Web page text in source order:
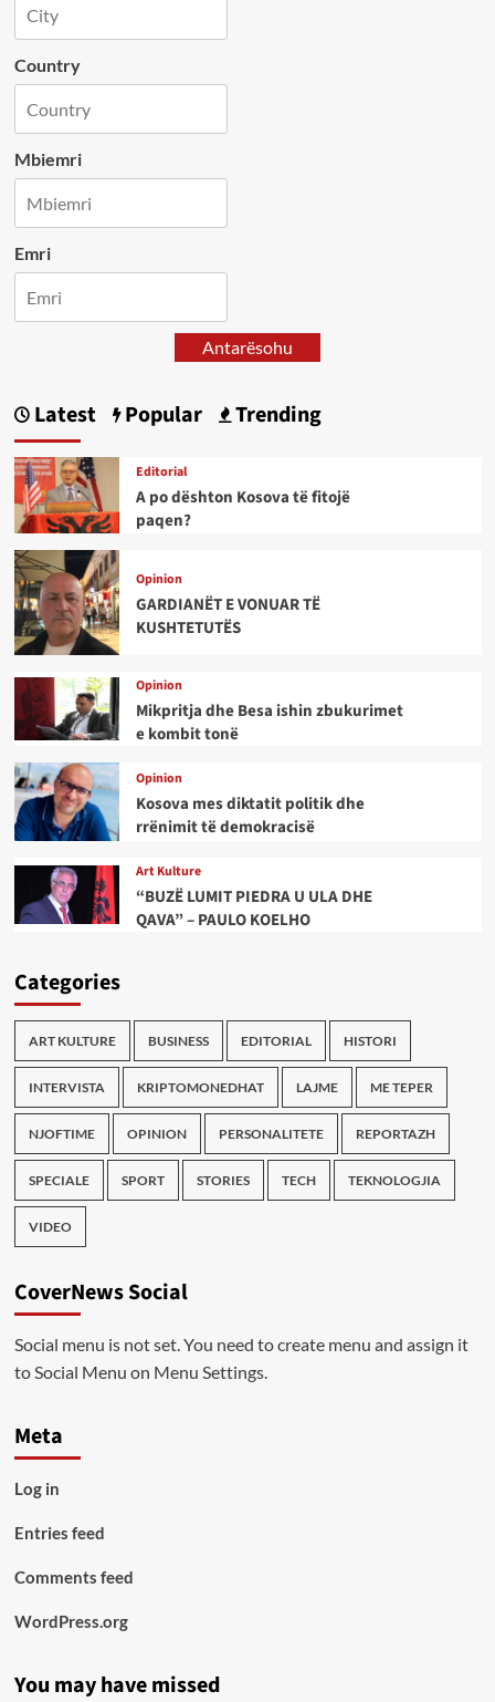
Country
Mbiemri
Emri
Antarësohu
Latest Popular Trending
Editorial
A po dështon Kosova të fitojë
paqen?
Opinion
GARDIANËT E VONUAR TË
KUSHTETUTËS
Opinion
Mikpritja dhe Besa ishin zbukurimet
e kombit tonë
Opinion
Kosova mes diktatit politik dhe
rrënimit të demokracisë
Art Kulture
“BUZË LUMIT PIEDRA U ULA DHE
QAVA” – PAULO KOELHO
Categories
ART KULTURE BUSINESS EDITORIAL HISTORI
INTERVISTA KRIPTOMONEDHAT LAJME ME TEPER
NJOFTIME OPINION PERSONALITETE REPORTAZH
SPECIALE SPORT STORIES TECH TEKNOLOGJIA
VIDEO
CoverNews Social
Social menu is not set. You need to create menu and assign it
to Social Menu on Menu Settings.
Meta
Log in
Entries feed
Comments feed
WordPress.org
You may have missed